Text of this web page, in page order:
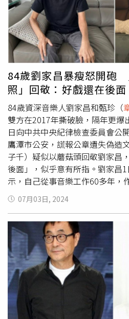
84歲劉家昌暴瘦怒開砲
照」回敬：好戲還在後面
84歲資深音樂人劉家昌和甄珍（
雙方在2017年撕破臉，隔年更爆
日向中共中央紀律檢查委員會公
鷹潭市公安，謊報公章遺失偽造
子千）疑似以蘑菇頭回敬劉家昌
後面」，似乎意有所指。劉家昌
示，自己從事音樂工作60多年，
的願望是落葉歸根，能回到祖國
前就在香港計畫，得到華人慈善
道教發源地鷹潭龍虎山。劉家昌
他們以外資投入，為配合政府，
空殼公司，之後自己把全部資料
獨資登記，成立了朋德酒店華泉
有一段時間也得到慈善家王永慶
績。劉家昌控訴，「14年前我離
今天對方請了北京大律師，其實
到了招搖撞騙，尤其到鷹潭更容
安，從謊報公章遺失偽造文書，
07月03日, 2024